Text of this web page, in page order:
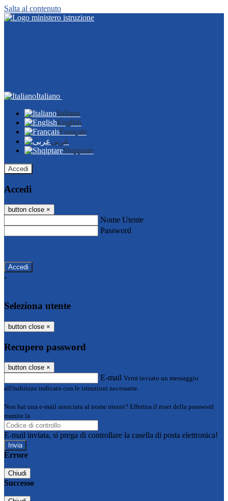
Salta al contenuto
Italiano
Italiano
English
Français
عربى
Shqiptare
Accedi
Accedi
button close ×
Nome Utente
Password
-
Seleziona utente
button close ×
Recupero password
button close ×
E-mail Verrà inviato un messaggio
all'indirizzo indicato con le istruzioni necessarie.
Non hai una e-mail associata al nome utente? Effettua il reset della password
tramite la
E-mail inviata, si prega di controllare la casella di posta elettronica!
Errore
Chiudi
Successo